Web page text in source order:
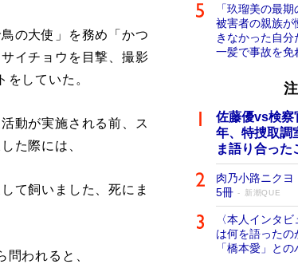
の大使」を務め「かつ
イチョウを目撃、撮影
していた。
動が実施される前、ス
た際には、
て飼いました、死にま
われると、
「玖瑠美の最
被害者の親族
きなかった自
一髪で事故を免
佐藤優vs検
年、特捜取調
ま語り合った
肉乃小路ニク
5冊
新潮QUE
〈本人インタ
は何を語った
「橋本愛」と